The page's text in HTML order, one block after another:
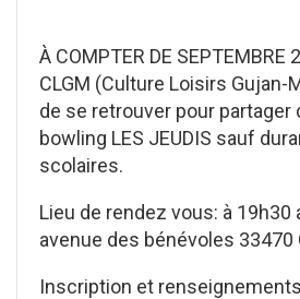
À COMPTER DE SEPTEMBRE
CLGM (Culture Loisirs Gujan-
de se retrouver pour partager
bowling LES JEUDIS sauf
scolaires.
Lieu de rendez vous: à 19h30
avenue des bénévoles 33470
Inscription et